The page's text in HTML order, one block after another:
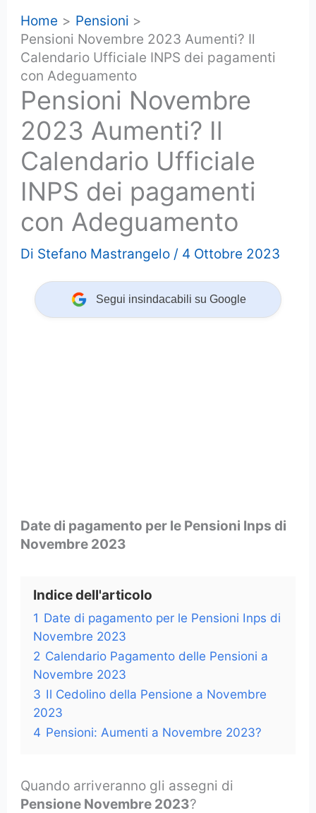
Home
Pensioni
Pensioni Novembre 2023 Aumenti? Il
Calendario Ufficiale INPS dei pagamenti
con Adeguamento
Pensioni Novembre
2023 Aumenti? Il
Calendario Ufficiale
INPS dei pagamenti
con Adeguamento
Di Stefano Mastrangelo / 4 Ottobre 2023
Segui insindacabili su Google
Date di pagamento per le Pensioni Inps di
Novembre 2023
Indice dell'articolo
1 Date di pagamento per le Pensioni Inps di
Novembre 2023
2 Calendario Pagamento delle Pensioni a
Novembre 2023
3 Il Cedolino della Pensione a Novembre
2023
4 Pensioni: Aumenti a Novembre 2023?
Quando arriveranno gli assegni di
Pensione Novembre 2023?